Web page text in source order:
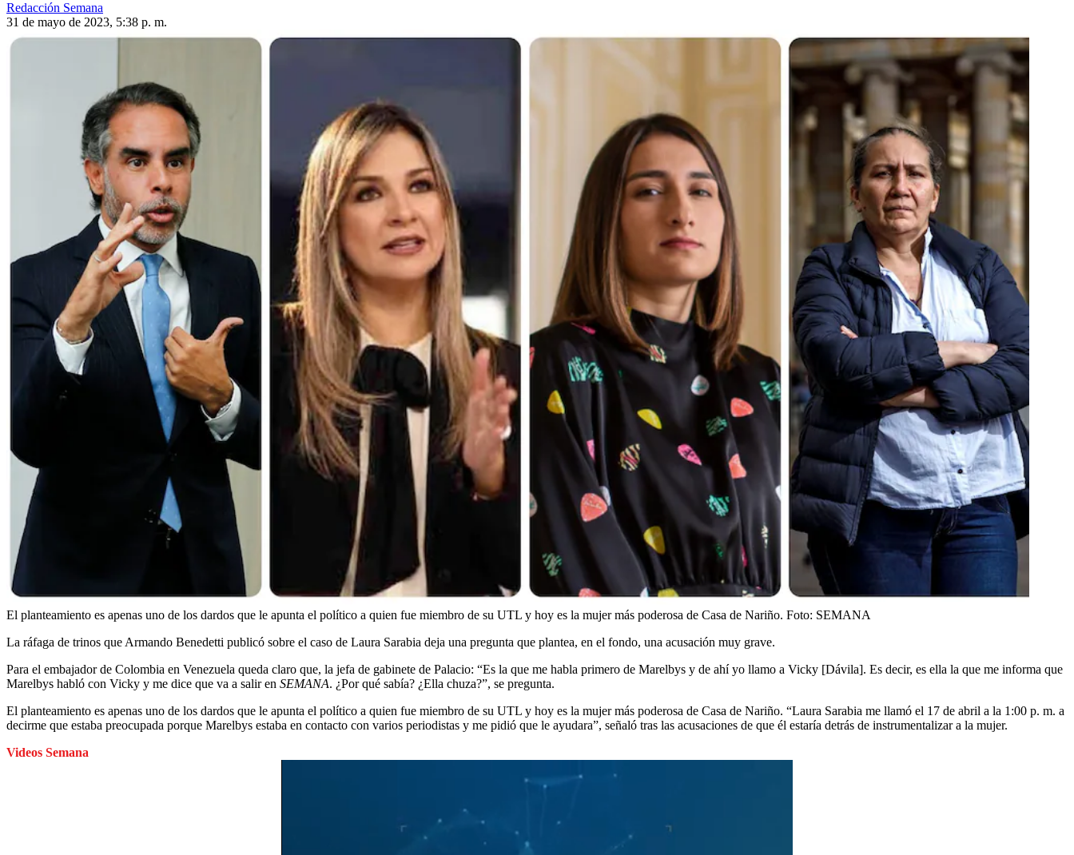
Redacción Semana
31 de mayo de 2023, 5:38 p. m.
El planteamiento es apenas uno de los dardos que le apunta el político a quien fue miembro de su UTL y hoy es la mujer más poderosa de Casa de Nariño. Foto: SEMANA
La ráfaga de trinos que Armando Benedetti publicó sobre el caso de Laura Sarabia deja una pregunta que plantea, en el fondo, una acusación muy grave.
Para el embajador de Colombia en Venezuela queda claro que, la jefa de gabinete de Palacio: “Es la que me habla primero de Marelbys y de ahí yo llamo a Vicky [Dávila]. Es decir, es ella la que me informa que
Marelbys habló con Vicky y me dice que va a salir en SEMANA. ¿Por qué sabía? ¿Ella chuza?”, se pregunta.
El planteamiento es apenas uno de los dardos que le apunta el político a quien fue miembro de su UTL y hoy es la mujer más poderosa de Casa de Nariño. “Laura Sarabia me llamó el 17 de abril a la 1:00 p. m. a
decirme que estaba preocupada porque Marelbys estaba en contacto con varios periodistas y me pidió que le ayudara”, señaló tras las acusaciones de que él estaría detrás de instrumentalizar a la mujer.
Videos Semana